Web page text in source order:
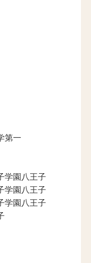
第一
学園八王子
学園八王子
学園八王子